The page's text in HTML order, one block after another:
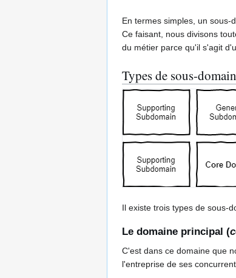
En termes simples, un
Ce faisant, nous divisons
du métier parce qu'il s'agit
Types de sous-
Il existe trois types de sous-
Le domaine principal (
C'est dans ce domaine que
l'entreprise de ses